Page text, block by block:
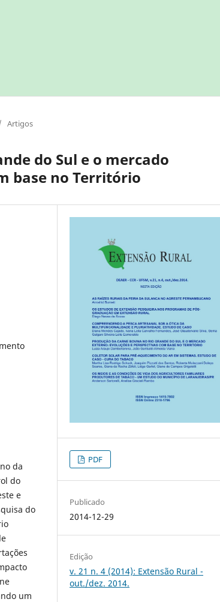
Artigos
do Sul e o mercado
base no Território
da
do
e
do
um
PDF
Publicado
2014-12-29
Edição
v. 21 n. 4 (2014): Extensão Rural -
out./dez. 2014.